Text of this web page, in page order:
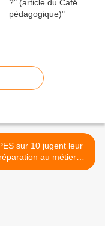
sur 10 jugent leur
au métier
: Monsieur le